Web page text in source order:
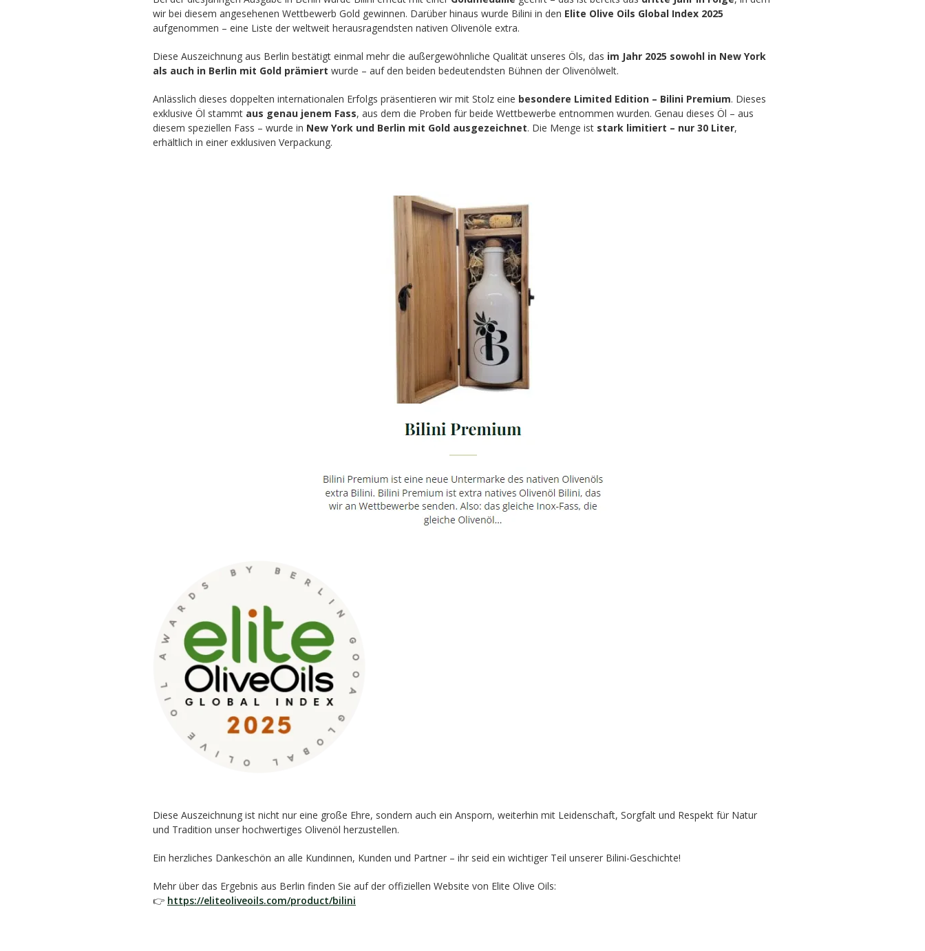
wir bei diesem angesehenen Wettbewerb Gold gewinnen. Darüber hinaus wurde Bilini in den Elite Olive Oils Global Index 2025
aufgenommen – eine Liste der weltweit herausragendsten nativen Olivenöle extra.
Diese Auszeichnung aus Berlin bestätigt einmal mehr die außergewöhnliche Qualität unseres Öls, das im Jahr 2025 sowohl in New York
als auch in Berlin mit Gold prämiert wurde – auf den beiden bedeutendsten Bühnen der Olivenölwelt.
Anlässlich dieses doppelten internationalen Erfolgs präsentieren wir mit Stolz eine besondere Limited Edition – Bilini Premium. Dieses
exklusive Öl stammt aus genau jenem Fass, aus dem die Proben für beide Wettbewerbe entnommen wurden. Genau dieses Öl – aus
diesem speziellen Fass – wurde in New York und Berlin mit Gold ausgezeichnet. Die Menge ist stark limitiert – nur 30 Liter,
erhältlich in einer exklusiven Verpackung.
Diese Auszeichnung ist nicht nur eine große Ehre, sondern auch ein Ansporn, weiterhin mit Leidenschaft, Sorgfalt und Respekt für Natur
und Tradition unser hochwertiges Olivenöl herzustellen.
Ein herzliches Dankeschön an alle Kundinnen, Kunden und Partner – ihr seid ein wichtiger Teil unserer Bilini-Geschichte!
Mehr über das Ergebnis aus Berlin finden Sie auf der offiziellen Website von Elite Olive Oils:
👉 https://eliteoliveoils.com/product/bilini